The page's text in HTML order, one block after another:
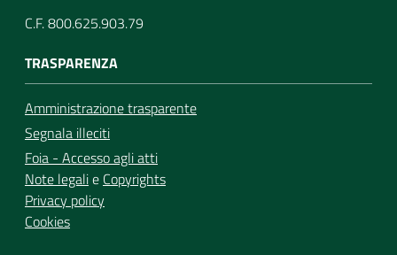
C.F. 800.625.903.79
TRASPARENZA
Amministrazione trasparente
Segnala illeciti
Foia - Accesso agli atti
Note legalie Copyrights
Privacy policy
Cookies